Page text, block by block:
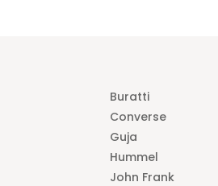
Buratti
Converse
Guja
Hummel
John Frank